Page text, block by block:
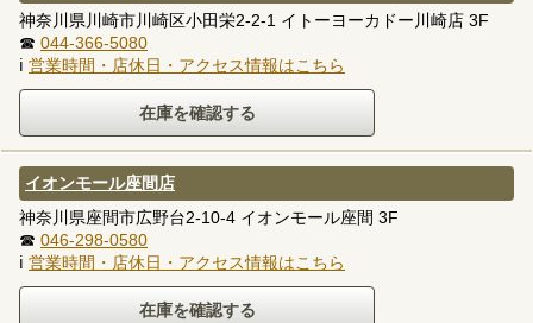
神奈川県川崎市川崎区小田栄2-2-1 イトーヨーカドー川崎店 3F
☎ 044-366-5080
ℹ 営業時間・店休日・アクセス情報はこちら
イオンモール座間店
神奈川県座間市広野台2-10-4 イオンモール座間 3F
☎ 046-298-0580
ℹ 営業時間・店休日・アクセス情報はこちら